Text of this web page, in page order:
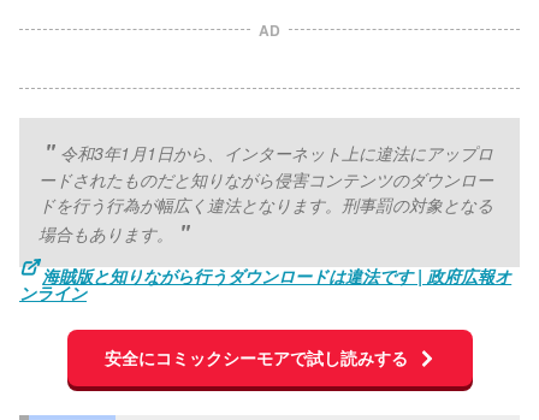
AD
令和3年1月1日から、インターネット上に違法にアップロ
ードされたものだと知りながら侵害コンテンツのダウンロー
ドを行う行為が幅広く違法となります。刑事罰の対象となる
場合もあります。
海賊版と知りながら行うダウンロードは違法です | 政府広報オ
ンライン
安全にコミックシーモアで試し読みする